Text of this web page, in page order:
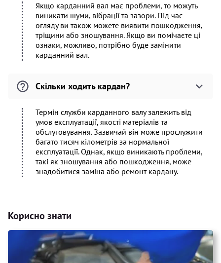
Якщо карданний вал має проблеми, то можуть
виникати шуми, вібрації та зазори. Під час
огляду ви також можете виявити пошкодження,
тріщини або зношування. Якщо ви помічаєте ці
ознаки, можливо, потрібно буде замінити
карданний вал.
Скільки ходить кардан?
Термін служби карданного валу залежить від
умов експлуатації, якості матеріалів та
обслуговування. Зазвичай він може прослужити
багато тисяч кілометрів за нормальної
експлуатації. Однак, якщо виникають проблеми,
такі як зношування або пошкодження, може
знадобитися заміна або ремонт кардану.
Корисно знати